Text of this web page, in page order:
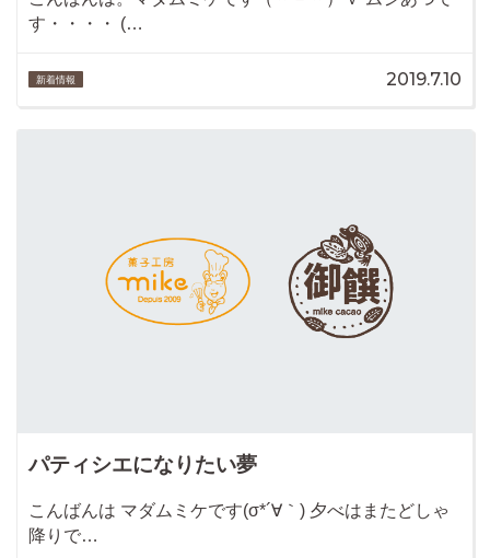
す・・・・ (…
新着情報 2019.7.10
パティシエになりたい夢
こんばんは マダムミケです(σ*´∀｀) 夕べはまたどしゃ
降りで…